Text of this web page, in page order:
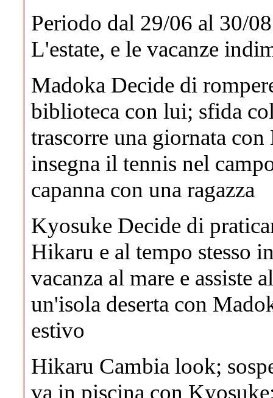
Periodo dal 29/06 al 30/
L'estate, e le vacanze
Madoka Decide di
biblioteca con lui; sfida
trascorre una giornata
insegna il tennis nel
capanna con una ragazza
Kyosuke Decide di
Hikaru e al tempo stesso
vacanza al mare e assiste
un'isola deserta con
estivo
Hikaru Cambia look;
va in piscina con